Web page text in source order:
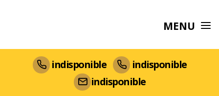
MENU
indisponible
indisponible
indisponible